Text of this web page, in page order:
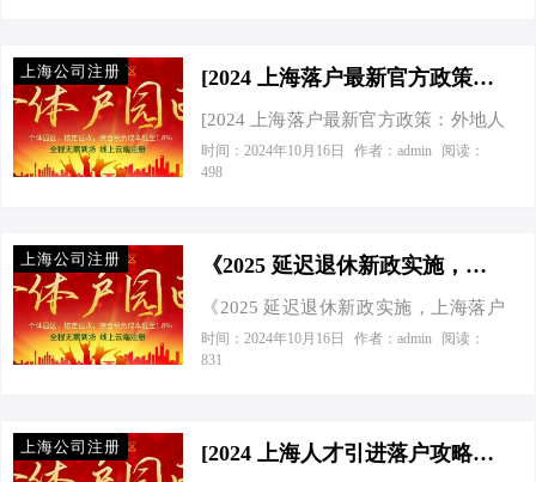
会。那么，到底需要满足哪些条件才
能落户上海呢？ 首先，我们来看看基
本条件。申请人必须年满 18 周岁，具
有完全民事行为能力，且在上海有合
着上海的不断发展，落户上海成为了
到底有哪些好处呢？让我们一起来探
讨一下。 首先，落户上海可以享受上
孩子可以就近入学，接受更好的教
育，为他们的未来发展打下坚实的基
础。据统计，上海的高考录取率一直
位居全国前列，这对于孩子的升学来
流…
上海公司注册 [2024 上海落户最新官方政策：外地人落户上海 5 大类方式汇总！]
[2024 上海落户最新官方政策：外地人
落户上海 5 大类方式汇总！] 今天接到
一个老板电话，他非常着急地询问关
海对于很多外地人来说是一个重要的
系到家庭的未来。于是，我立刻开始
为他整理 2024 上海落户最新官方政
一。符合一定条件的高层次人才、专
时间：2024年10月16日 作者：admin
阅读：
498
上海公司注册 《2025 延迟退休新政实施，上海落户政策全面解析！》
《2025 延迟退休新政实施，上海落户
政策全面解析！》 今天接到一个老板
电话，他一脸焦急地问我：“专家啊，
快给我说说该咋办啊？”嘿呀，这可真
时间：2024年10月16日 作者：admin
阅读：
831
上海公司注册 [2024 上海人才引进落户攻略！落户全流程解析（附材料清单）]